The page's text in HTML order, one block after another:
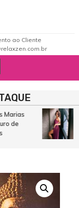
ao Cliente
Marias
de